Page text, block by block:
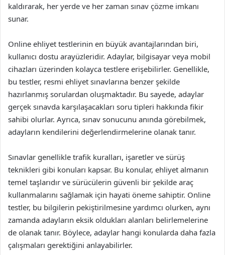
kaldırarak, her yerde ve her zaman sınav çözme imkanı
sunar.
Online ehliyet testlerinin en büyük avantajlarından biri,
kullanıcı dostu arayüzleridir. Adaylar, bilgisayar veya mobil
cihazları üzerinden kolayca testlere erişebilirler. Genellikle,
bu testler, resmi ehliyet sınavlarına benzer şekilde
hazırlanmış sorulardan oluşmaktadır. Bu sayede, adaylar
gerçek sınavda karşılaşacakları soru tipleri hakkında fikir
sahibi olurlar. Ayrıca, sınav sonucunu anında görebilmek,
adayların kendilerini değerlendirmelerine olanak tanır.
Sınavlar genellikle trafik kuralları, işaretler ve sürüş
teknikleri gibi konuları kapsar. Bu konular, ehliyet almanın
temel taşlarıdır ve sürücülerin güvenli bir şekilde araç
kullanmalarını sağlamak için hayati öneme sahiptir. Online
testler, bu bilgilerin pekiştirilmesine yardımcı olurken, aynı
zamanda adayların eksik oldukları alanları belirlemelerine
de olanak tanır. Böylece, adaylar hangi konularda daha fazla
çalışmaları gerektiğini anlayabilirler.